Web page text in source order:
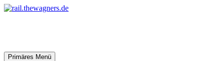
Zum
Suchen
Primäres Menü